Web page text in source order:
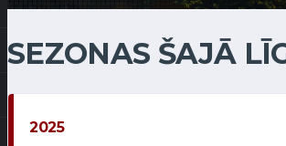
SEZONAS ŠAJĀ
2025